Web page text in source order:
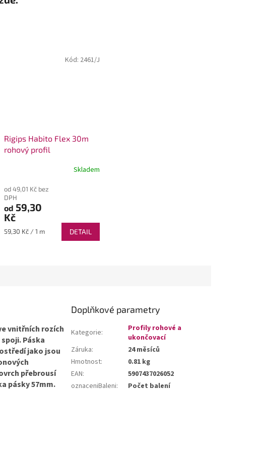
Rigips Habito Flex 30m
rohový profil
Skladem
od 49,01 Kč bez
DPH
od 59,30
Kč
Měrná
59,30 Kč / 1 m DETAIL
Kód: 2461/J
vnitřních rozích
Páska
jako jsou
přebrousí
pásky 57mm.
Doplňkové parametry
Kategorie:
Profily rohové a
ukončovací
Záruka:
24 měsíců
Hmotnost:
0.81 kg
EAN:
5907437026052
oznaceniBaleni: Počet balení